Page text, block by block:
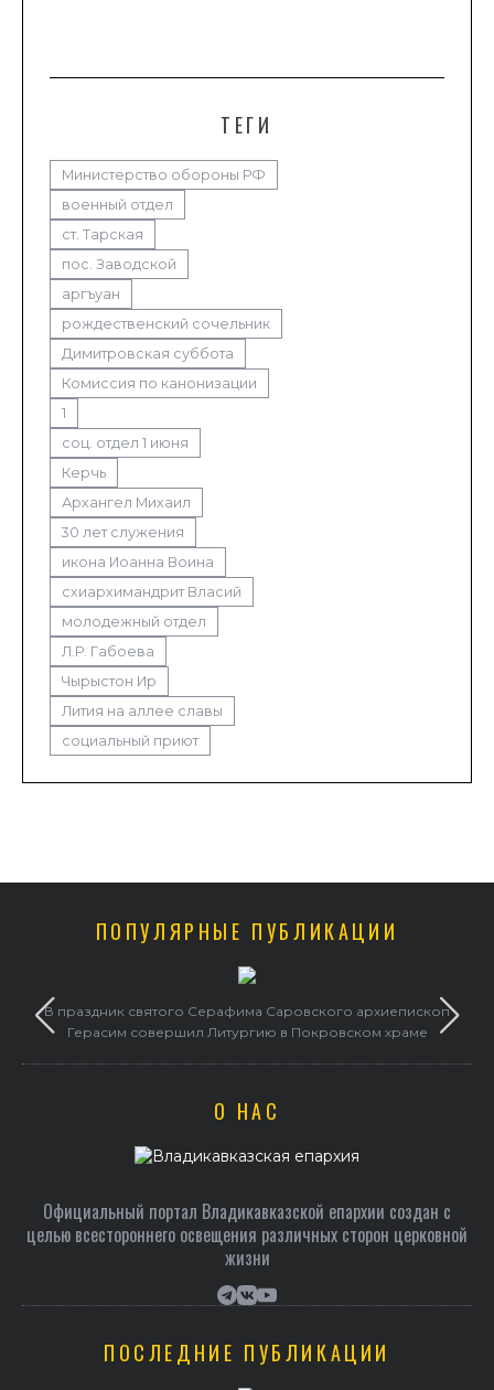
ТЕГИ
Министерство обороны РФ
военный отдел
ст. Тарская
пос. Заводской
аргъуан
рождественский сочельник
Димитровская суббота
Комиссия по канонизации
1
соц. отдел 1 июня
Керчь
Архангел Михаил
30 лет служения
икона Иоанна Воина
схиархимандрит Власий
молодежный отдел
Л.Р. Габоева
Чырыстон Ир
Лития на аллее славы
социальный приют
ПОПУЛЯРНЫЕ ПУБЛИКАЦИИ
В праздник святого Серафима Саровского архиепископ
Герасим совершил Литургию в Покровском храме
О НАС
Официальный портал Владикавказской епархии создан c
целью всестороннего освещения различных сторон церковной
жизни
ПОСЛЕДНИЕ ПУБЛИКАЦИИ